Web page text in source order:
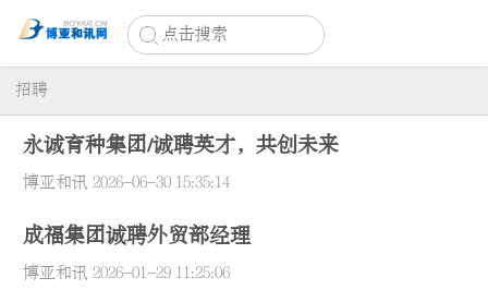
点击搜索
招聘
永诚育种集团/诚聘英才，共创未来
博亚和讯 2026-06-30 15:35:14
成福集团诚聘外贸部经理
博亚和讯 2026-01-29 11:25:06